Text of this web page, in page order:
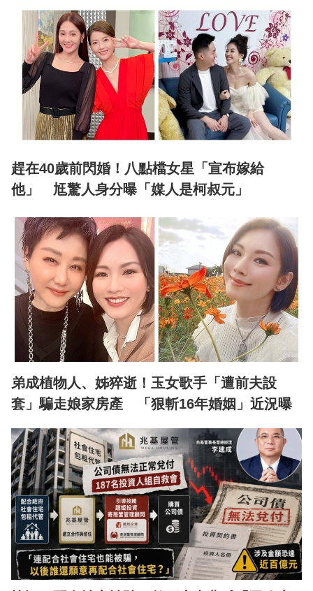
趕在40歲前閃婚！八點檔女星「宣布嫁給
他」 尪驚人身分曝「媒人是柯叔元」
弟成植物人、姊猝逝！玉女歌手「遭前夫設
套」騙走娘家房產 「狠斬16年婚姻」近況曝